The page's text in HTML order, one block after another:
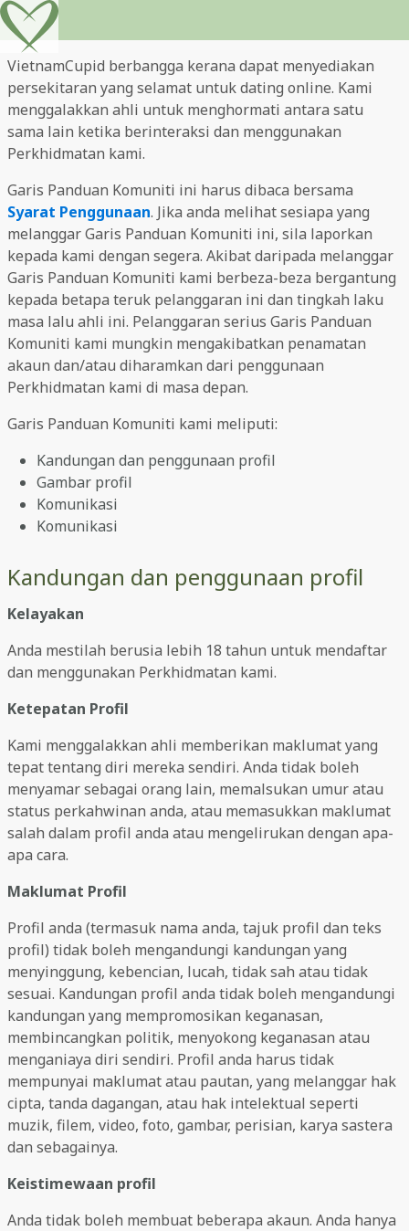
VietnamCupid berbangga kerana dapat menyediakan
persekitaran yang selamat untuk dating online. Kami
menggalakkan ahli untuk menghormati antara satu
sama lain ketika berinteraksi dan menggunakan
Perkhidmatan kami.
Garis Panduan Komuniti ini harus dibaca bersama
Syarat Penggunaan. Jika anda melihat sesiapa yang
melanggar Garis Panduan Komuniti ini, sila laporkan
kepada kami dengan segera. Akibat daripada melanggar
Garis Panduan Komuniti kami berbeza-beza bergantung
kepada betapa teruk pelanggaran ini dan tingkah laku
masa lalu ahli ini. Pelanggaran serius Garis Panduan
Komuniti kami mungkin mengakibatkan penamatan
akaun dan/atau diharamkan dari penggunaan
Perkhidmatan kami di masa depan.
Garis Panduan Komuniti kami meliputi:
Kandungan dan penggunaan profil
Gambar profil
Komunikasi
Komunikasi
Kandungan dan penggunaan profil
Kelayakan
Anda mestilah berusia lebih 18 tahun untuk mendaftar
dan menggunakan Perkhidmatan kami.
Ketepatan Profil
Kami menggalakkan ahli memberikan maklumat yang
tepat tentang diri mereka sendiri. Anda tidak boleh
menyamar sebagai orang lain, memalsukan umur atau
status perkahwinan anda, atau memasukkan maklumat
salah dalam profil anda atau mengelirukan dengan apa-
apa cara.
Maklumat Profil
Profil anda (termasuk nama anda, tajuk profil dan teks
profil) tidak boleh mengandungi kandungan yang
menyinggung, kebencian, lucah, tidak sah atau tidak
sesuai. Kandungan profil anda tidak boleh mengandungi
kandungan yang mempromosikan keganasan,
membincangkan politik, menyokong keganasan atau
menganiaya diri sendiri. Profil anda harus tidak
mempunyai maklumat atau pautan, yang melanggar hak
cipta, tanda dagangan, atau hak intelektual seperti
muzik, filem, video, foto, gambar, perisian, karya sastera
dan sebagainya.
Keistimewaan profil
Anda tidak boleh membuat beberapa akaun. Anda hanya